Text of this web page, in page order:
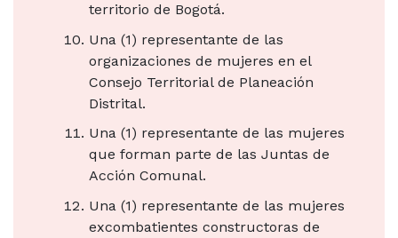
territorio de Bogotá.
Una (1) representante de las
organizaciones de mujeres en el
Consejo Territorial de Planeación
Distrital.
Una (1) representante de las mujeres
que forman parte de las Juntas de
Acción Comunal.
Una (1) representante de las mujeres
excombatientes constructoras de